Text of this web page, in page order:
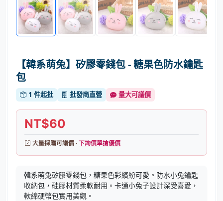
【韓系萌兔】矽膠零錢包 - 糖果色防水鑰匙
包
1 件起批 批發商直營 量大可議價
NT$60
大量採購可議價 ·下詢價單搶優價
韓系萌兔矽膠零錢包，糖果色彩繽紛可愛。防水小兔鑰匙
收納包，硅膠材質柔軟耐用。卡通小兔子設計深受喜愛，
軟綿硬幣包實用美觀。